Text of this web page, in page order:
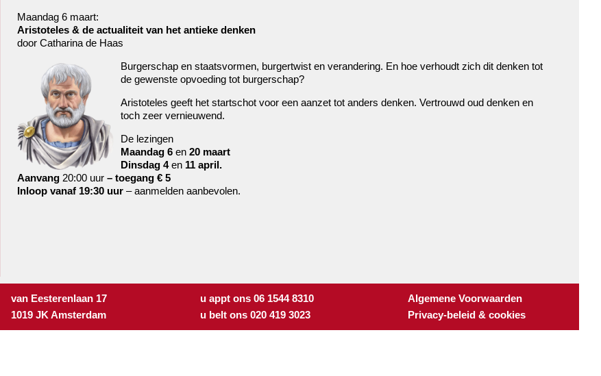
Maandag 6 maart:
Aristoteles & de actualiteit van het antieke denken
door Catharina de Haas
Burgerschap en staatsvormen, burgertwist en verandering. En hoe verhoudt zich dit denken tot
de gewenste opvoeding tot burgerschap?
Aristoteles geeft het startschot voor een aanzet tot anders denken. Vertrouwd oud denken en
toch zeer vernieuwend.
De lezingen
Maandag 6 en 20 maart
Dinsdag 4en 11 april.
Aanvang 20:00 uur – toegang € 5
Inloop vanaf 19:30 uur – aanmelden aanbevolen.
van Eesterenlaan 17
1019 JK Amsterdam
u appt ons 06 1544 8310
u belt ons 020 419 3023
Algemene Voorwaarden
Privacy-beleid & cookies